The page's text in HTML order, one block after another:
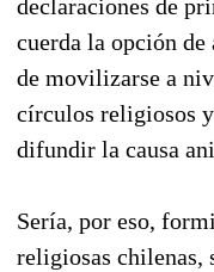
declaraciones de
cuerda la opción de
de movilizarse a
círculos religiosos
difundir la causa
Sería, por eso,
religiosas chilenas,